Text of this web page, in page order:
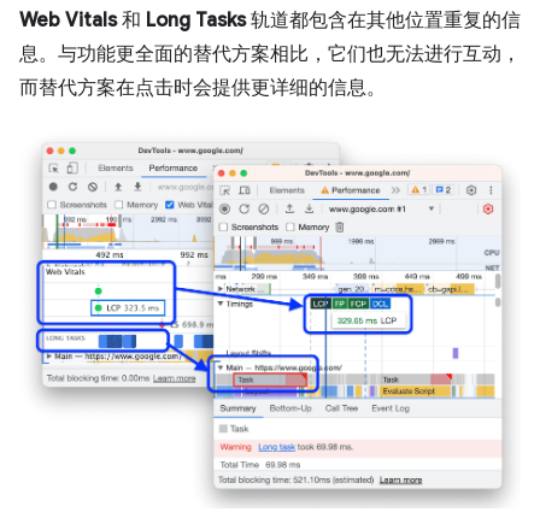
Web Vitals和 Long Tasks轨道都包含在其他位置重复的信
息。与功能更全面的替代方案相比，它们也无法进行互动，
而替代方案在点击时会提供更详细的信息。